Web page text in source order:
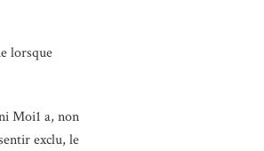
lorsque
Moi1 a, non
exclu, le